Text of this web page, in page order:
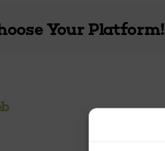
Your Platform!